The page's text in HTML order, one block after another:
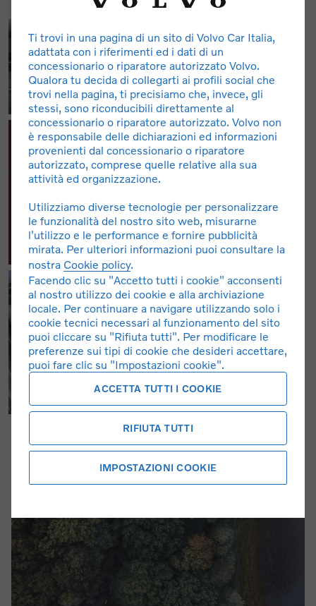
Ti trovi in una pagina di un sito di Volvo Car Italia,
adattata con i riferimenti ed i dati di un
concessionario o riparatore autorizzato Volvo.
Qualora tu decida di collegarti ai profili social che
trovi nella pagina, ti precisiamo che, invece, gli
stessi, sono riconducibili direttamente al
concessionario o riparatore autorizzato. Volvo non
è responsabile delle dichiarazioni ed informazioni
provenienti dal concessionario o riparatore
autorizzato, comprese quelle relative alla sua
attività ed organizzazione.
Utilizziamo diverse tecnologie per personalizzare
le funzionalità del nostro sito web, misurarne
l'utilizzo e le performance e fornire pubblicità
mirata. Per ulteriori informazioni puoi consultare la
nostra Cookie policy.
Facendo clic su "Accetto tutti i cookie" acconsenti
al nostro utilizzo dei cookie e alla archiviazione
locale. Per continuare a navigare utilizzando solo i
cookie tecnici necessari al funzionamento del sito
puoi cliccare su "Rifiuta tutti". Per modificare le
preferenze sui tipi di cookie che desideri accettare,
puoi fare clic su "Impostazioni cookie".
ACCETTA TUTTI I COOKIE
RIFIUTA TUTTI
IMPOSTAZIONI COOKIE